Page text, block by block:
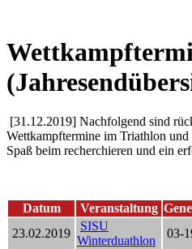
[31.12.2019] Nachfolgend sind
Wettkampftermine im Triathlon
Spaß beim recherchieren und ein
Datum Veranstaltung
23.02.2019
SISU
Winterduathlon
03-